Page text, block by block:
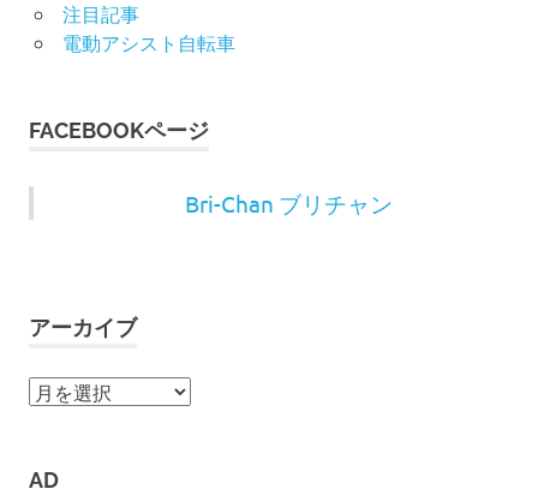
注目記事
電動アシスト自転車
FACEBOOKページ
Bri-Chan ブリチャン
アーカイブ
ア
イ
AD